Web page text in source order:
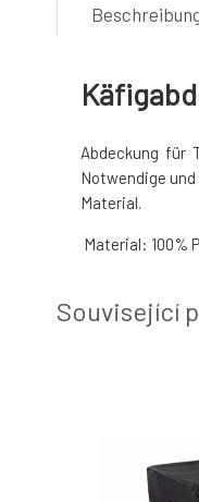
Abdeckung für
Notwendige
Material.
Material: 100%
Související